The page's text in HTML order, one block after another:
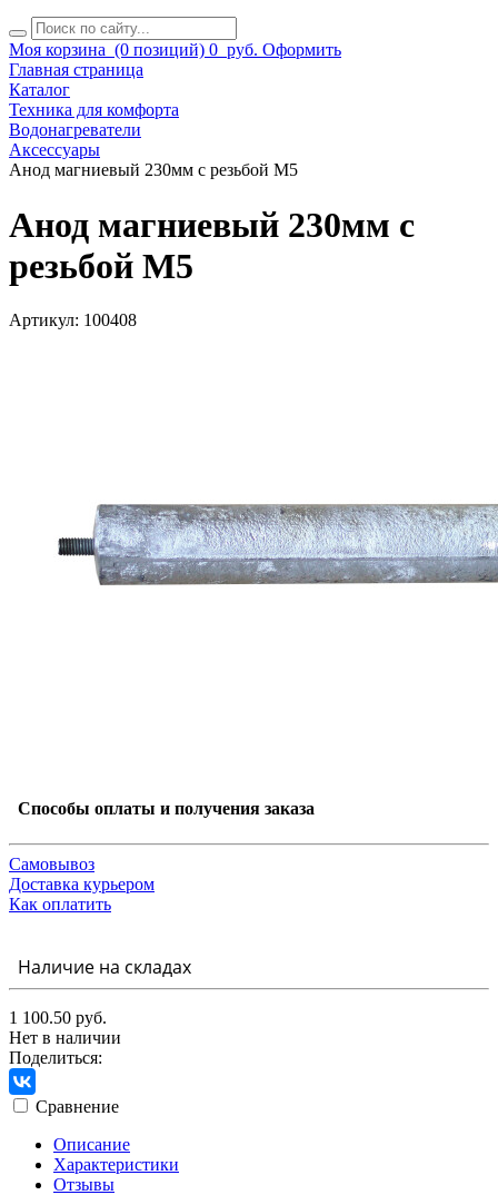
Моя корзина (0 позиций) 0 руб. Оформить
Главная страница
Каталог
Техника для комфорта
Водонагреватели
Аксессуары
Анод магниевый 230мм с резьбой М5
Анод магниевый 230мм с
резьбой М5
Артикул: 100408
Способы оплаты и получения заказа
Самовывоз
Доставка курьером
Как оплатить
Наличие на складах
1 100.50 руб.
Нет в наличии
Поделиться:
Сравнение
Описание
Характеристики
Отзывы